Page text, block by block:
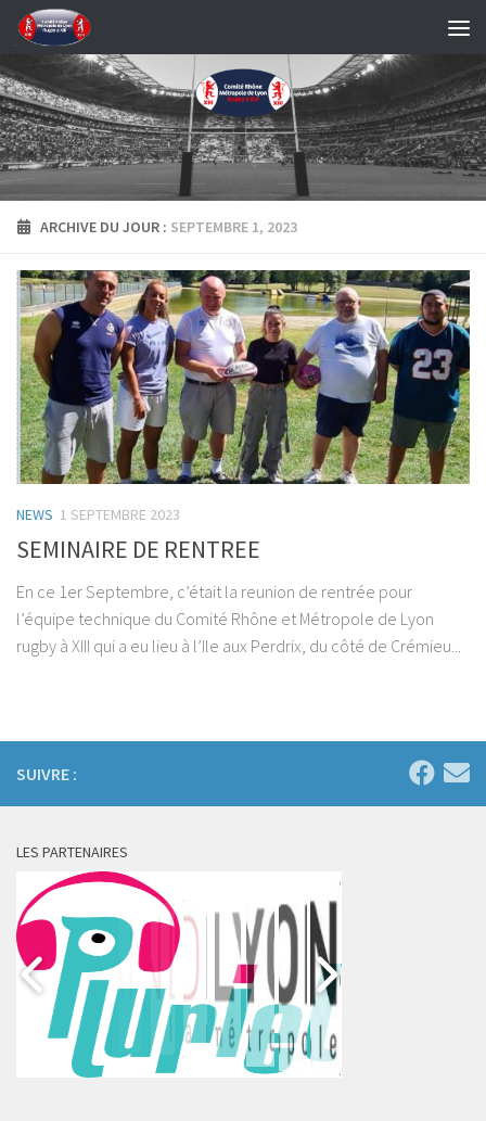
Skip to content
ARCHIVE DU JOUR : SEPTEMBRE 1, 2023
NEWS 1 SEPTEMBRE 2023
SEMINAIRE DE RENTREE
En ce 1er Septembre, c’était la reunion de rentrée pour
l’équipe technique du Comité Rhône et Métropole de Lyon
rugby à XIII qui a eu lieu à l’Ile aux Perdrix, du côté de Crémieu...
SUIVRE :
LES PARTENAIRES